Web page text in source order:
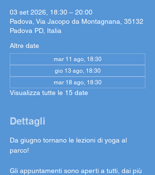
03 set 2026, 18:30 – 20:00
Padova, Via Jacopo da Montagnana, 35132
Padova PD, Italia
Altre date
mar 11 ago, 18:30
gio 13 ago, 18:30
mar 18 ago, 18:30
Visualizza tutte le 15 date
Dettagli
Da giugno tornano le lezioni di yoga al
parco!
Gli appuntamenti sono aperti a tutti, dai più